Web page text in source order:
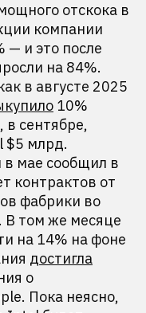
отскока в
компании
— и это после
на 84%.
в августе 2025
10%
в сентябре,
$5 млрд.
в мае сообщил в
контрактов от
фабрики во
В том же месяце
на 14% на фоне
достигла
о
Пока неясно,